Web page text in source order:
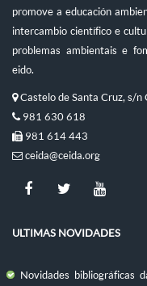
promove a educación
intercambio científico e
problemas ambientais e
eido.
Castelo de Santa Cruz, s/n
981 630 618
981 614 443
ceida@ceida.org
ULTIMAS NOVIDADES
Novidades bibliográficas